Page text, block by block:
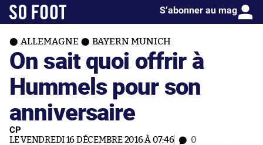
S’abonner au mag
ALLEMAGNE BAYERN MUNICH
On sait quoi offrir à
Hummels pour son
anniversaire
CP
LE VENDREDI 16 DÉCEMBRE 2016 À 07:46 0